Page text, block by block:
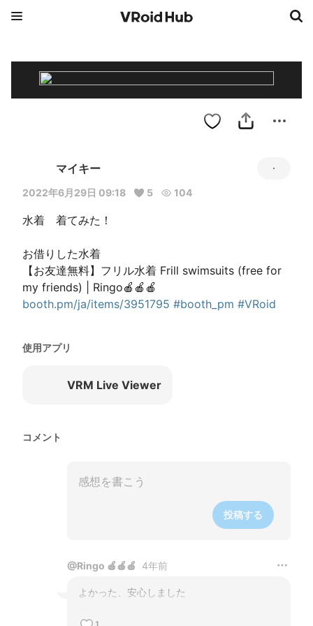
マイキー
2022年6月29日 09:18 5 104
水着　着てみた！
お借りした水着
【お友達無料】フリル水着 Frill swimsuits (free for
booth.pm/ja/items/3951795 #booth_pm #VRoid
使用アプリ
VRM Live Viewer
コメント
投稿する
@Ringo 🍎🍎🍎 4年前
よかった、安心しました